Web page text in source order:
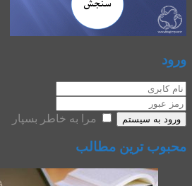
ورود
ورود به سیستم مرا به خاطر بسپار
محبوب ترین مطالب